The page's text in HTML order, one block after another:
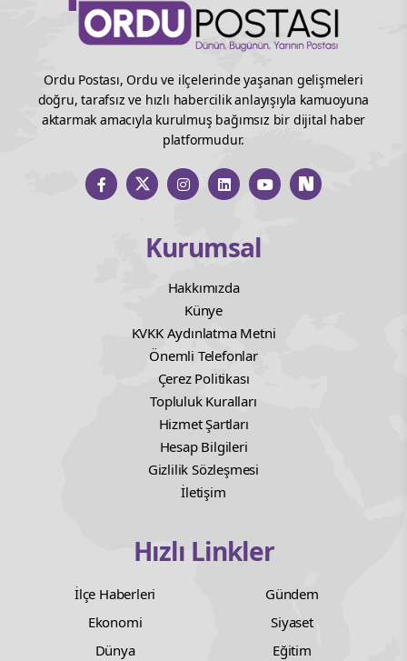
Ordu Postası, Ordu ve ilçelerinde yaşanan gelişmeleri
doğru, tarafsız ve hızlı habercilik anlayışıyla kamuoyuna
aktarmak amacıyla kurulmuş bağımsız bir dijital haber
platformudur.
Kurumsal
Hakkımızda
Künye
KVKK Aydınlatma Metni
Önemli Telefonlar
Çerez Politikası
Topluluk Kuralları
Hizmet Şartları
Hesap Bilgileri
Gizlilik Sözleşmesi
İletişim
Hızlı Linkler
İlçe Haberleri
Gündem
Ekonomi
Siyaset
Dünya
Eğitim